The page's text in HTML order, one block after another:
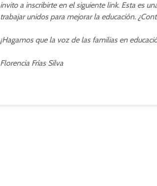
invito a inscribirte en el siguiente link. Esta es
trabajar unidos para mejorar la educación.
¡Hagamos que la voz de las familias en
Florencia Frías Silva